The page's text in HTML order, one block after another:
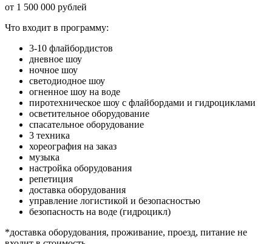
от 1 500 000 рублей
Что входит в программу:
3-10 флайбордистов
дневное шоу
ночное шоу
светодиодное шоу
огненное шоу на воде
пиротехническое шоу с флайбордами и гидроциклами
осветительное оборудование
спасательное оборудование
3 техника
хореография на заказ
музыка
настройка оборудования
репетиция
доставка оборудования
управление логистикой и безопасностью
безопасность на воде (гидроцикл)
*доставка оборудования, проживание, проезд, питание не